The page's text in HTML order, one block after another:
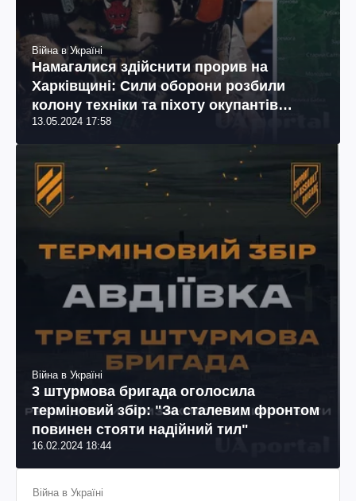
Війна в Україні
Намагалися здійснити прорив на
Харківщині: Сили оборони розбили
колону техніки та піхоту окупантів
(відео)
13.05.2024 17:58
Війна в Україні
3 штурмова бригада оголосила
терміновий збір: "За сталевим фронтом
повинен стояти надійний тил"
16.02.2024 18:44
Війна в Україні